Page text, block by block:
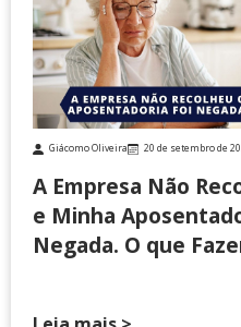
Giácomo Oliveira 20 de setembro de
A Empresa Não
e Minha
Negada. O que